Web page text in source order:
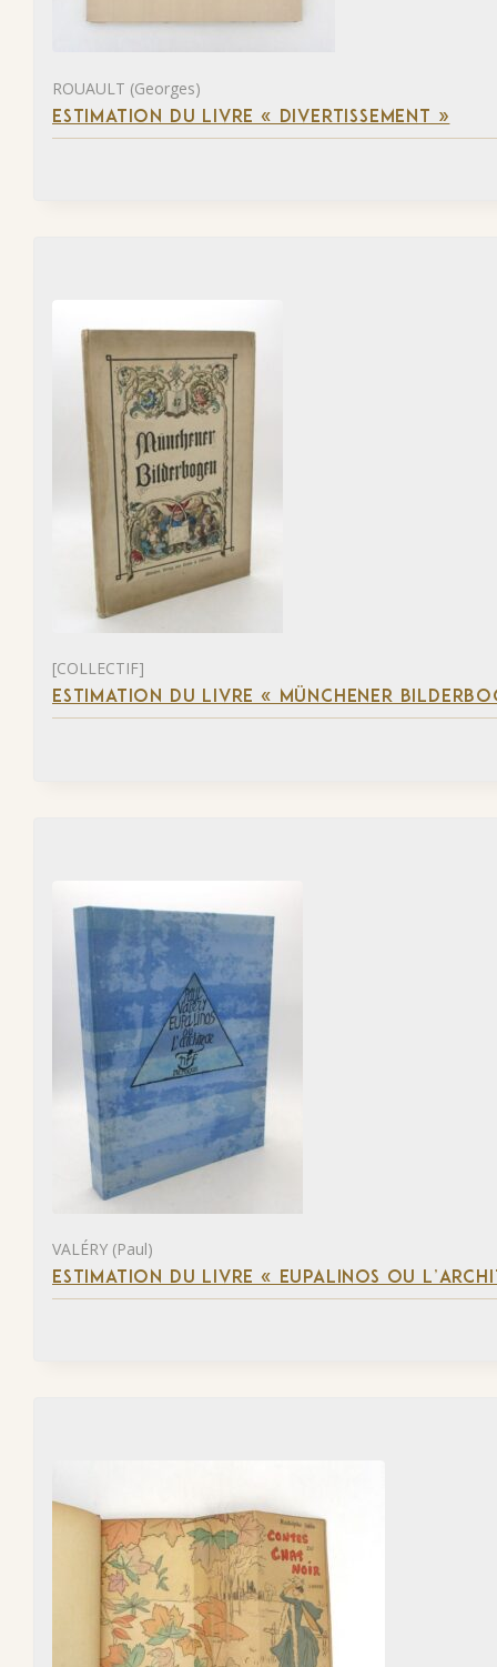
ROUAULT (Georges)
ESTIMATION DU LIVRE « DIVERTISSEMENT »
[COLLECTIF]
ESTIMATION DU LIVRE « MÜNCHENER
VALÉRY (Paul)
ESTIMATION DU LIVRE « EUPALINOS OU